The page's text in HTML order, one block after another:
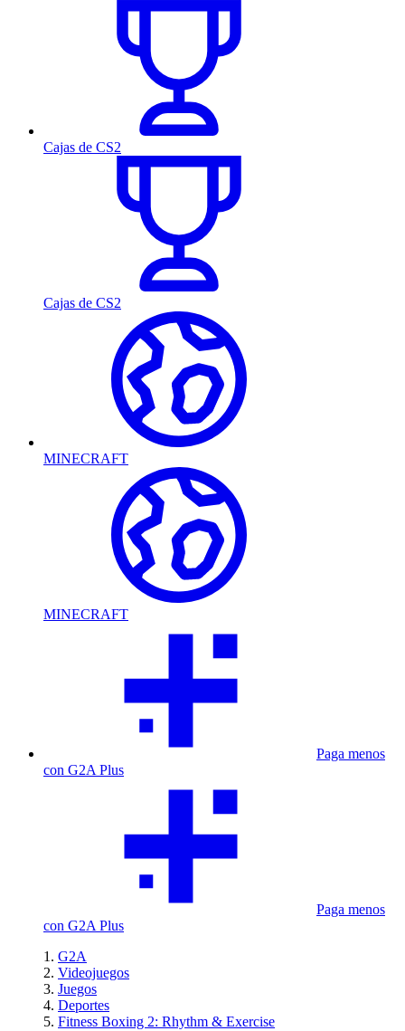
Cajas de CS2
Cajas de CS2
MINECRAFT
MINECRAFT
Paga menos
con G2A Plus
Paga menos
con G2A Plus
G2A
Videojuegos
Juegos
Deportes
Fitness Boxing 2: Rhythm & Exercise